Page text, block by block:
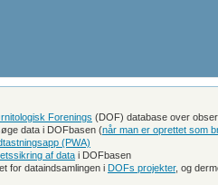
Forenings (DOF) database over
data i DOFbasen (når man er oprettet som
(PWA)
af data i DOFbasen
for dataindsamlingen i DOFs projekter, og